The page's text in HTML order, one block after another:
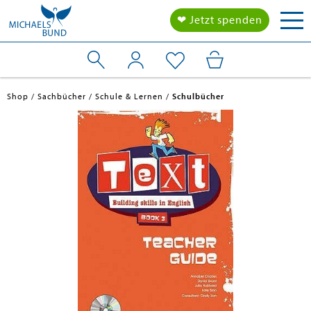
❤ Jetzt spenden
Shop Sachbücher Schule & Lernen Schulbücher